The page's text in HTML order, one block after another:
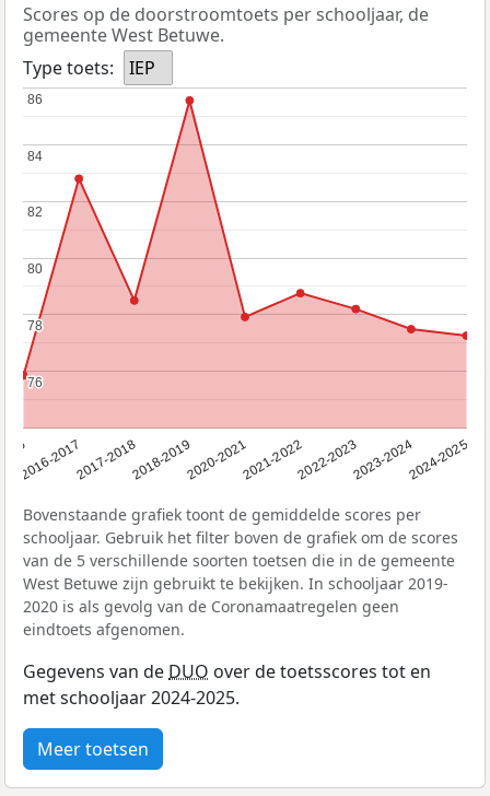
Scores op de doorstroomtoets per schooljaar, de
gemeente West Betuwe.
Type toets:
IEP
2016-20172017-20182018-20192020-20212021-20222022-20232023-20242024-2025
76
76
78
78
80
80
82
82
84
84
86
86
Bovenstaande grafiek toont de gemiddelde scores per
schooljaar. Gebruik het filter boven de grafiek om de scores
van de 5 verschillende soorten toetsen die in de gemeente
West Betuwe zijn gebruikt te bekijken. In schooljaar 2019-
2020 is als gevolg van de Coronamaatregelen geen
eindtoets afgenomen.
Gegevens van de DUO over de toetsscores tot en
met schooljaar 2024-2025.
Meer toetsen